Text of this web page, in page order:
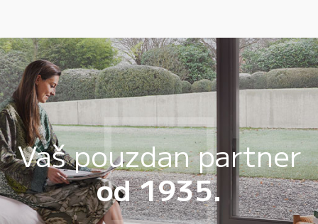
Vaš pouzdan partner
od 1935.